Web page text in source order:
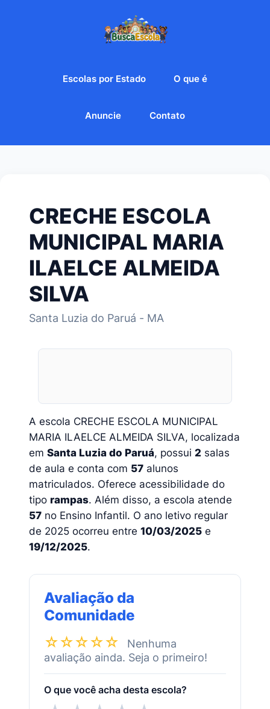
Escolas por Estado O que é
Anuncie Contato
CRECHE ESCOLA
MUNICIPAL MARIA
ILAELCE ALMEIDA
SILVA
Santa Luzia do Paruá - MA
A escola CRECHE ESCOLA MUNICIPAL
MARIA ILAELCE ALMEIDA SILVA, localizada
em Santa Luzia do Paruá, possui 2 salas
de aula e conta com 57 alunos
matriculados. Oferece acessibilidade do
tipo rampas. Além disso, a escola atende
57 no Ensino Infantil. O ano letivo regular
de 2025 ocorreu entre 10/03/2025 e
19/12/2025.
Avaliação da
Comunidade
☆☆☆☆☆
Nenhuma
avaliação ainda. Seja o primeiro!
O que você acha desta escola?